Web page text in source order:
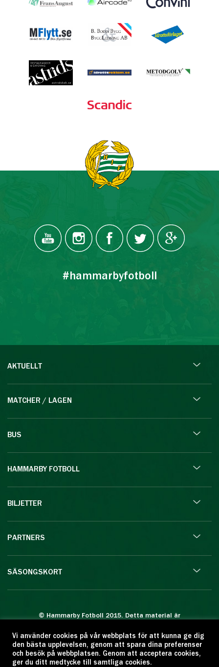
#hammarbyfotboll
AKTUELLT
MATCHER / LAGEN
BUS
HAMMARBY FOTBOLL
BILJETTER
PARTNERS
SÄSONGSKORT
© Hammarby Fotboll 2015. Detta material är
Eftertryck eller annan kopiering är förbjuden.
Citera oss gärna men ange källan:
www.hammarbyfotboll.se. Ansvarig utgivare:
Vi använder cookies på vår webbplats för att kunna ge dig
den bästa upplevelsen, genom att spara dina preferenser
och besök på webbplatsen. Genom att acceptera cookies,
ger du ditt medtycke till samtliga cookies.